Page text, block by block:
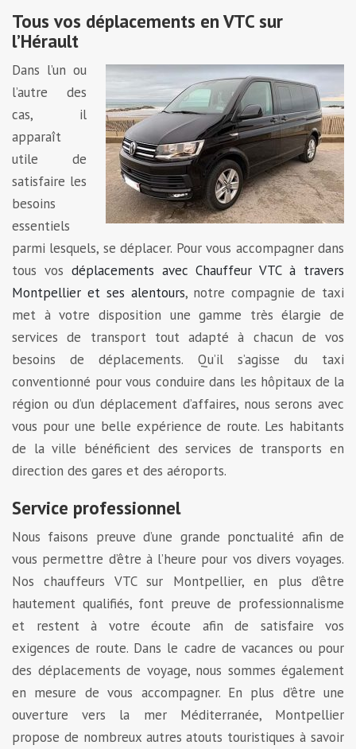
Tous vos déplacements en VTC sur
l’Hérault
Dans l’un ou
l’autre des
cas, il
apparaît
utile de
satisfaire les
besoins
essentiels
parmi lesquels, se déplacer. Pour vous accompagner dans
tous vos déplacements avec Chauffeur VTC à travers
Montpellier et ses alentours, notre compagnie de taxi
met à votre disposition une gamme très élargie de
services de transport tout adapté à chacun de vos
besoins de déplacements. Qu’il s’agisse du taxi
conventionné pour vous conduire dans les hôpitaux de la
région ou d’un déplacement d’affaires, nous serons avec
vous pour une belle expérience de route. Les habitants
de la ville bénéficient des services de transports en
direction des gares et des aéroports.
Service professionnel
Nous faisons preuve d’une grande ponctualité afin de
vous permettre d’être à l’heure pour vos divers voyages.
Nos chauffeurs VTC sur Montpellier, en plus d’être
hautement qualifiés, font preuve de professionnalisme
et restent à votre écoute afin de satisfaire vos
exigences de route. Dans le cadre de vacances ou pour
des déplacements de voyage, nous sommes également
en mesure de vous accompagner. En plus d’être une
ouverture vers la mer Méditerranée, Montpellier
propose de nombreux autres atouts touristiques à savoir